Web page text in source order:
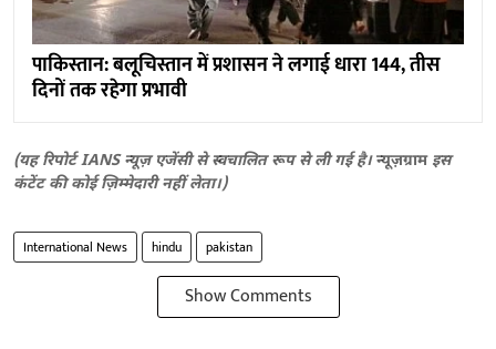
पाकिस्तान: बलूचिस्तान में प्रशासन ने लगाई धारा 144, तीस
दिनों तक रहेगा प्रभावी
(यह रिपोर्ट IANS न्यूज़ एजेंसी से स्वचालित रूप से ली गई है।न्यूज़ग्राम इस
कंटेंट की कोई ज़िम्मेदारी नहीं लेता।)
International News hindu pakistan
Show Comments